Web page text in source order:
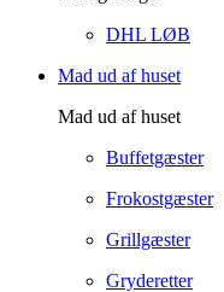
DHL LØB
Mad ud af huset
Mad ud af huset
Buffetgæster
Frokostgæster
Grillgæster
Gryderetter